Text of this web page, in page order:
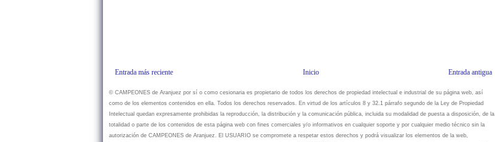
Entrada más reciente Entrada antigua
Inicio
© CAMPEONES de Aranjuez por sí o como cesionaria es propietario de todos los derechos de propiedad intelectual e industrial de su página web, así
como de los elementos contenidos en ella. Todos los derechos reservados. En virtud de los artículos 8 y 32.1 párrafo segundo de la Ley de Propiedad
Intelectual quedan expresamente prohibidas la reproducción, la distribución y la comunicación pública, incluida su modalidad de puesta a disposición, de la
totalidad o parte de los contenidos de esta página web con fines comerciales y/o informativos en cualquier soporte y por cualquier medio técnico sin la
autorización de CAMPEONES de Aranjuez. El USUARIO se compromete a respetar estos derechos y podrá visualizar los elementos de la web,